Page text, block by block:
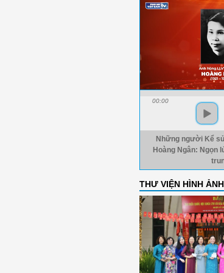
00:00
Những người Kể
Hoàng Ngân: Ngọn
THƯ VIỆN HÌNH ẢNH